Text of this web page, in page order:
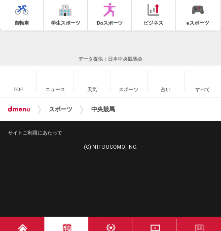
自転車 学生スポーツ Doスポーツ ビジネス eスポーツ
データ提供：日本中央競馬会
TOP ニュース 天気 スポーツ 占い すべて
スポーツ 中央競馬
サイトご利用にあたって
(C) NTT DOCOMO, INC.